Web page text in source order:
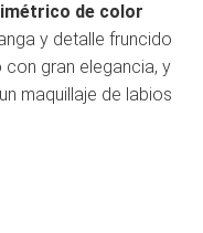
de color
y detalle fruncido
con gran elegancia, y
maquillaje de labios